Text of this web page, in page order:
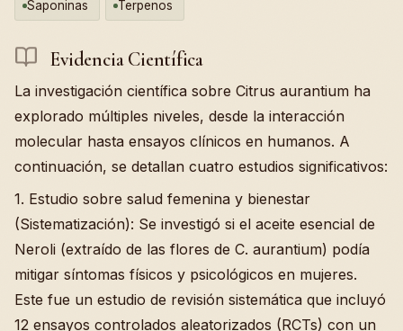
Saponinas Terpenos
Evidencia Científica
La investigación científica sobre Citrus aurantium ha
explorado múltiples niveles, desde la interacción
molecular hasta ensayos clínicos en humanos. A
continuación, se detallan cuatro estudios significativos:
1. Estudio sobre salud femenina y bienestar
(Sistematización): Se investigó si el aceite esencial de
Neroli (extraído de las flores de C. aurantium) podía
mitigar síntomas físicos y psicológicos en mujeres.
Este fue un estudio de revisión sistemática que incluyó
12 ensayos controlados aleatorizados (RCTs) con un